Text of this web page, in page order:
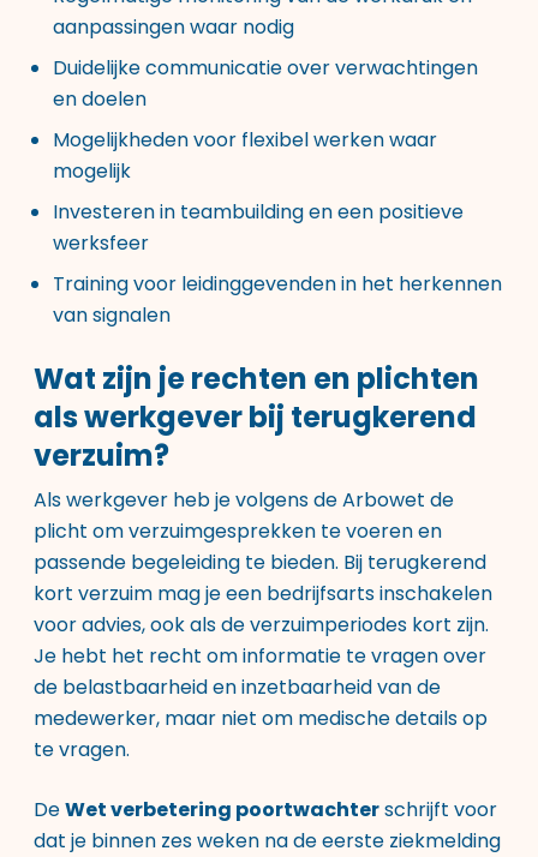
aanpassingen waar nodig
Duidelijke communicatie over verwachtingen
en doelen
Mogelijkheden voor flexibel werken waar
mogelijk
Investeren in teambuilding en een positieve
werksfeer
Training voor leidinggevenden in het herkennen
van signalen
Wat zijn je rechten en plichten
als werkgever bij terugkerend
verzuim?
Als werkgever heb je volgens de Arbowet de
plicht om verzuimgesprekken te voeren en
passende begeleiding te bieden. Bij terugkerend
kort verzuim mag je een bedrijfsarts inschakelen
voor advies, ook als de verzuimperiodes kort zijn.
Je hebt het recht om informatie te vragen over
de belastbaarheid en inzetbaarheid van de
medewerker, maar niet om medische details op
te vragen.
DeWet verbetering poortwachterschrijft voor
dat je binnen zes weken na de eerste ziekmelding